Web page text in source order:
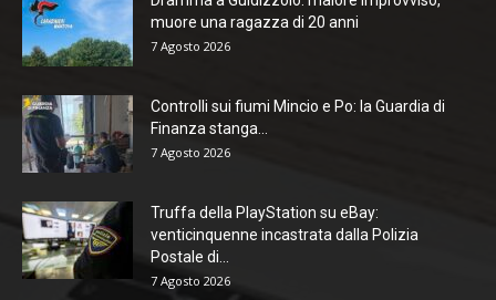
muore una ragazza di 20 anni
7 Agosto 2026
Controlli sui fiumi Mincio e Po: la Guardia di
Finanza stanga...
7 Agosto 2026
Truffa della PlayStation su eBay:
venticinquenne incastrata dalla Polizia
Postale di...
7 Agosto 2026